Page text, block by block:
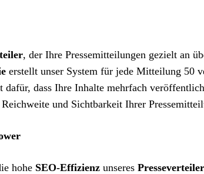
, der Ihre Pressemitteilungen gezielt an
erstellt unser System für jede Mitteilung 50
dafür, dass Ihre Inhalte mehrfach
und Sichtbarkeit Ihrer
hohe SEO-Effizienz unseres